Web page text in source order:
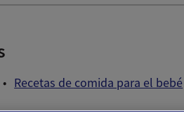
Recetas de comida para el bebé